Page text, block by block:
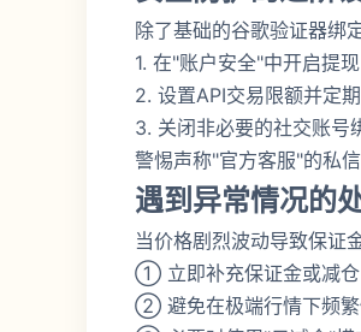
除了基础的谷歌验证器绑
1. 在"账户安全"中开启提
2. 设置API交易限额并定
3. 关闭非必要的社交账号
警惕声称"官方客服"的私
遇到异常情况的
当价格剧烈波动导致保证
① 立即补充保证金或减仓
② 避免在极端行情下频